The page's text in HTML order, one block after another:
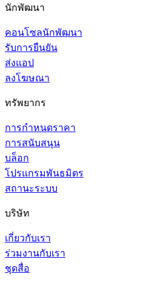
นักพัฒนา
คอนโซลนักพัฒนา
รับการยืนยัน
ส่งแอป
ลงโฆษณา
ทรัพยากร
การกำหนดราคา
การสนับสนุน
บล็อก
โปรแกรมพันธมิตร
สถานะระบบ
บริษัท
เกี่ยวกับเรา
ร่วมงานกับเรา
ชุดสื่อ